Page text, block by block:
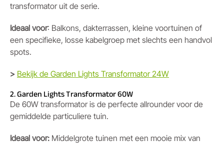
transformator uit de serie.
Ideaal voor: Balkons, dakterrassen, kleine voortuinen of
een specifieke, losse kabelgroep met slechts een handvol
spots.
> Bekijk de Garden Lights Transformator 24W
2. Garden Lights Transformator 60W
De 60W transformator is de perfecte allrounder voor de
gemiddelde particuliere tuin.
Ideaal voor: Middelgrote tuinen met een mooie mix van